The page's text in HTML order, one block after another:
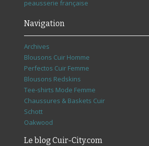
peausserie française
Navigation
Archives
Blousons Cuir Homme
Perfectos Cuir Femme
Blousons Redskins
Tee-shirts Mode Femme
Chaussures & Baskets Cuir
Schott
Oakwood
Le blog Cuir-City.com